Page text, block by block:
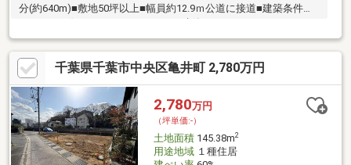
分(約640m)■敷地50坪以上■幅員約12.9ｍ公道に接道■建築条件無
千葉県千葉市中央区亀井町 2,780万円
2,780万円
（坪単価:-）
土地面積145.38m2
用途地域１種住居